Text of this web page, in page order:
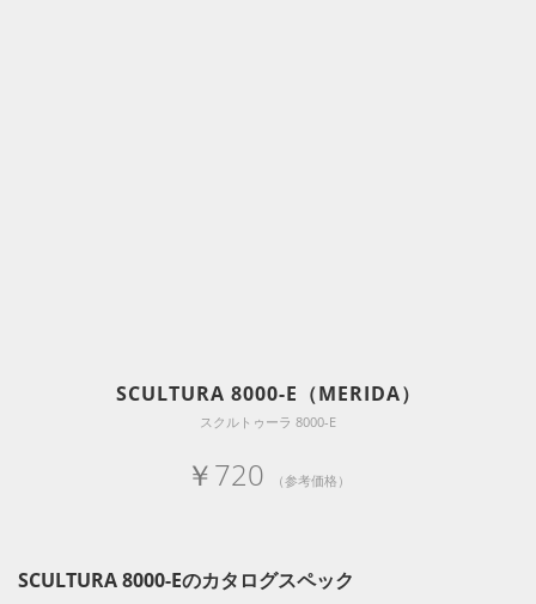
SCULTURA 8000-E（MERIDA）
スクルトゥーラ 8000-E
￥720 （参考価格）
SCULTURA 8000-Eのカタログスペック